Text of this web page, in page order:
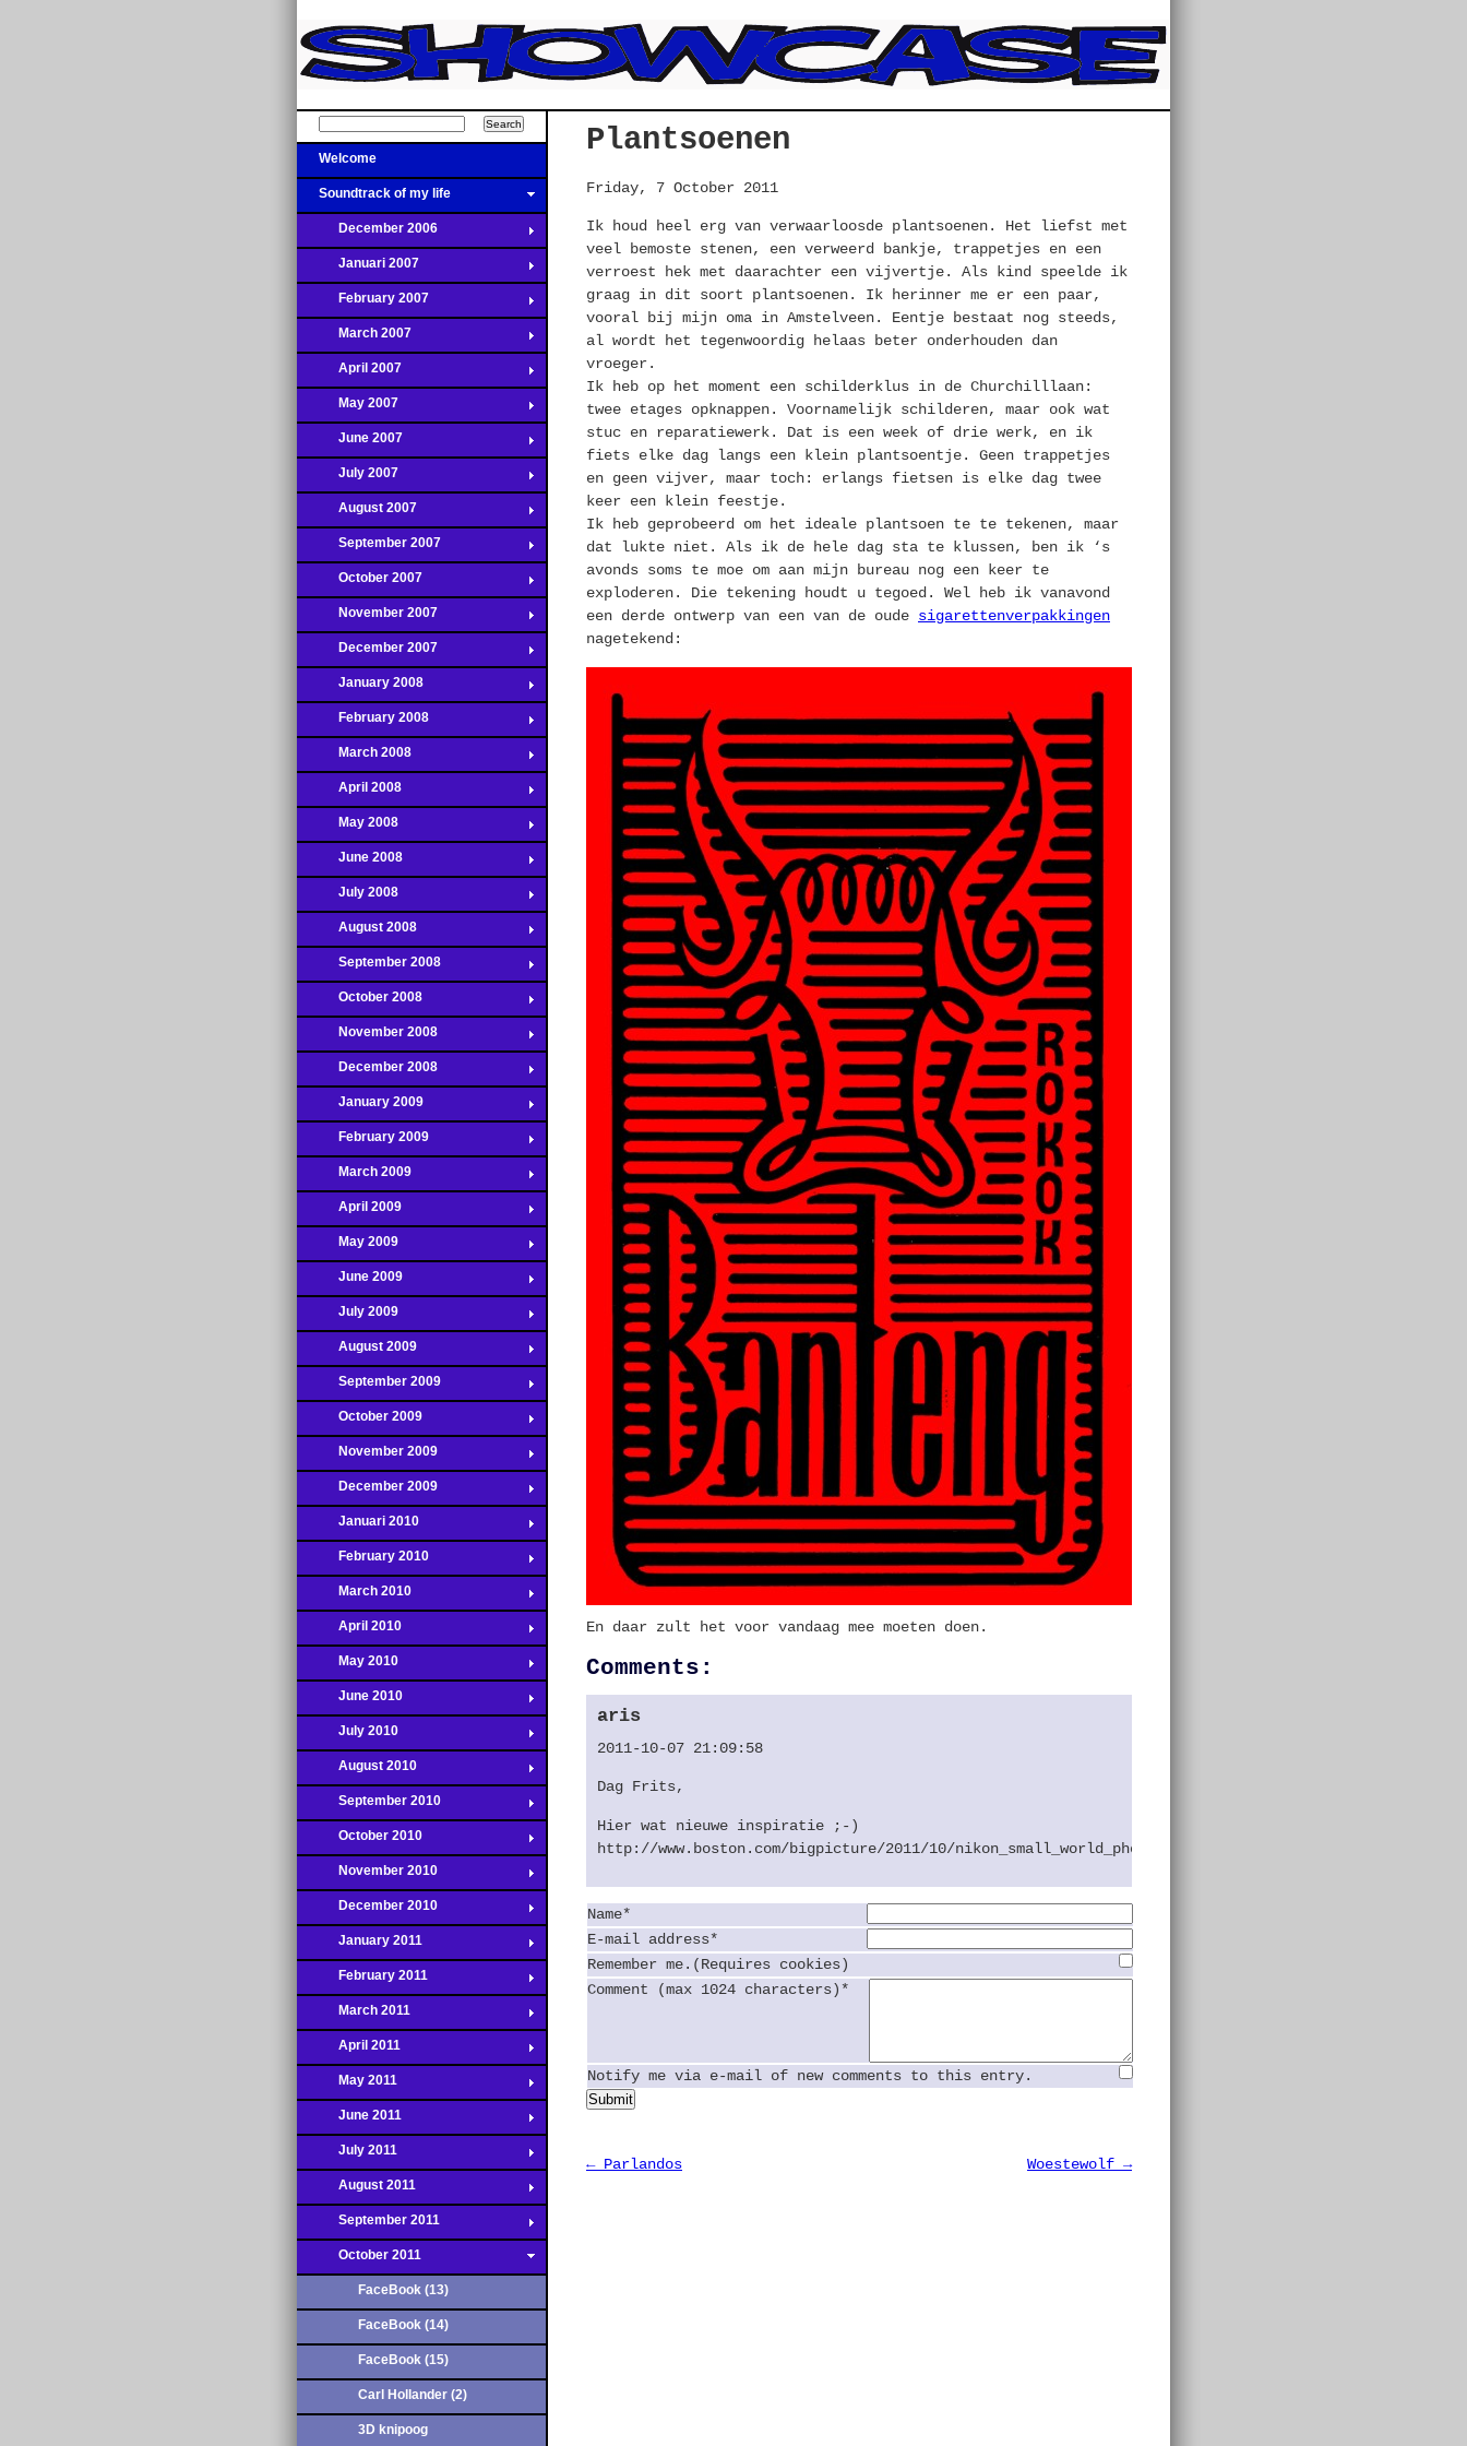
Welcome
Soundtrack of my life
December 2006
Januari 2007
February 2007
March 2007
April 2007
May 2007
June 2007
July 2007
August 2007
September 2007
October 2007
November 2007
December 2007
January 2008
February 2008
March 2008
April 2008
May 2008
June 2008
July 2008
August 2008
September 2008
October 2008
November 2008
December 2008
January 2009
February 2009
March 2009
April 2009
May 2009
June 2009
July 2009
August 2009
September 2009
October 2009
November 2009
December 2009
Januari 2010
February 2010
March 2010
April 2010
May 2010
June 2010
July 2010
August 2010
September 2010
October 2010
November 2010
December 2010
January 2011
February 2011
March 2011
April 2011
May 2011
June 2011
July 2011
August 2011
September 2011
October 2011
FaceBook (13)
FaceBook (14)
FaceBook (15)
Carl Hollander (2)
3D knipoog
Plantsoenen
Friday, 7 October 2011
Ik houd heel erg van verwaarloosde plantsoenen. Het liefst met
veel bemoste stenen, een verweerd bankje, trappetjes en een
verroest hek met daarachter een vijvertje. Als kind speelde ik
graag in dit soort plantsoenen. Ik herinner me er een paar,
vooral bij mijn oma in Amstelveen. Eentje bestaat nog steeds,
al wordt het tegenwoordig helaas beter onderhouden dan
vroeger.
Ik heb op het moment een schilderklus in de Churchilllaan:
twee etages opknappen. Voornamelijk schilderen, maar ook wat
stuc en reparatiewerk. Dat is een week of drie werk, en ik
fiets elke dag langs een klein plantsoentje. Geen trappetjes
en geen vijver, maar toch: erlangs fietsen is elke dag twee
keer een klein feestje.
Ik heb geprobeerd om het ideale plantsoen te te tekenen, maar
dat lukte niet. Als ik de hele dag sta te klussen, ben ik ‘s
avonds soms te moe om aan mijn bureau nog een keer te
exploderen. Die tekening houdt u tegoed. Wel heb ik vanavond
een derde ontwerp van een van de oude sigarettenverpakkingen
nagetekend:
En daar zult het voor vandaag mee moeten doen.
Comments:
aris
2011-10-07 21:09:58
Dag Frits,
Hier wat nieuwe inspiratie ;-)
http://www.boston.com/bigpicture/2011/10/nikon_small_world_photomicrogr.html
Name*
E-mail address*
Remember me.(Requires cookies)
Comment (max 1024 characters)*
Notify me via e-mail of new comments to this entry.
Submit
← Parlandos Woestewolf →